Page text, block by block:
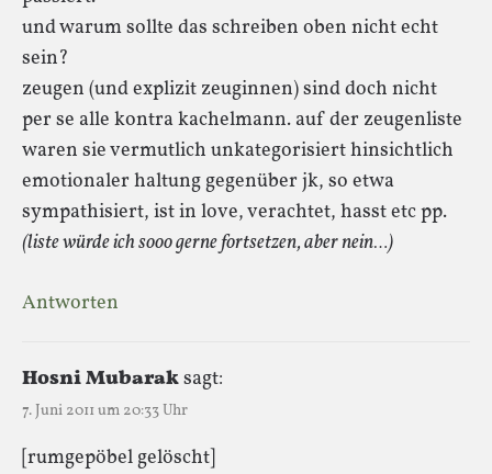
und warum sollte das schreiben oben nicht echt
sein?
zeugen (und explizit zeuginnen) sind doch nicht
per se alle kontra kachelmann. auf der zeugenliste
waren sie vermutlich unkategorisiert hinsichtlich
emotionaler haltung gegenüber jk, so etwa
sympathisiert, ist in love, verachtet, hasst etc pp.
(liste würde ich sooo gerne fortsetzen, aber nein…)
Antworten
Hosni Mubaraksagt:
7. Juni 2011 um 20:33 Uhr
[rumgepöbel gelöscht]